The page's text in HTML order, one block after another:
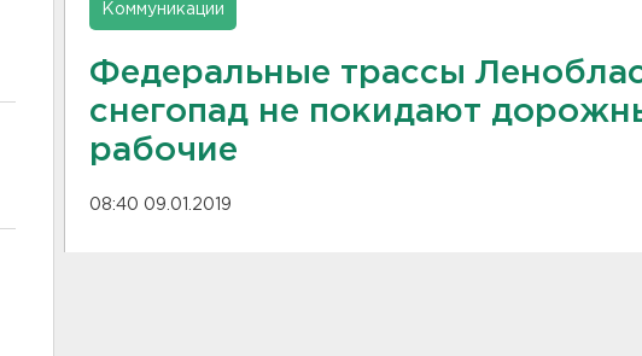
Коммуникации
Федеральные трассы
снегопад не покидают
рабочие
08:40 09.01.2019